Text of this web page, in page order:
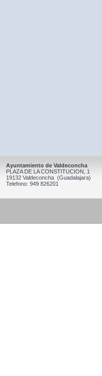
Ayuntamiento de Valdeconcha
PLAZA DE LA CONSTITUCION, 1
19132 Valdeconcha (Guadalajara)
Telefono: 949 826201